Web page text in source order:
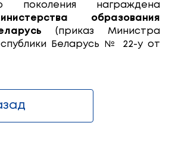
поколения награждена
образования
(приказ Министра
Беларусь № 22-у от